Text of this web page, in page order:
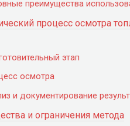
преимущества
процесс осмотра
этап
осмотра
и документирование
и ограничения метода